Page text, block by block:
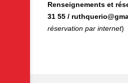
Renseignements et
31 55 /
réservation par internet)